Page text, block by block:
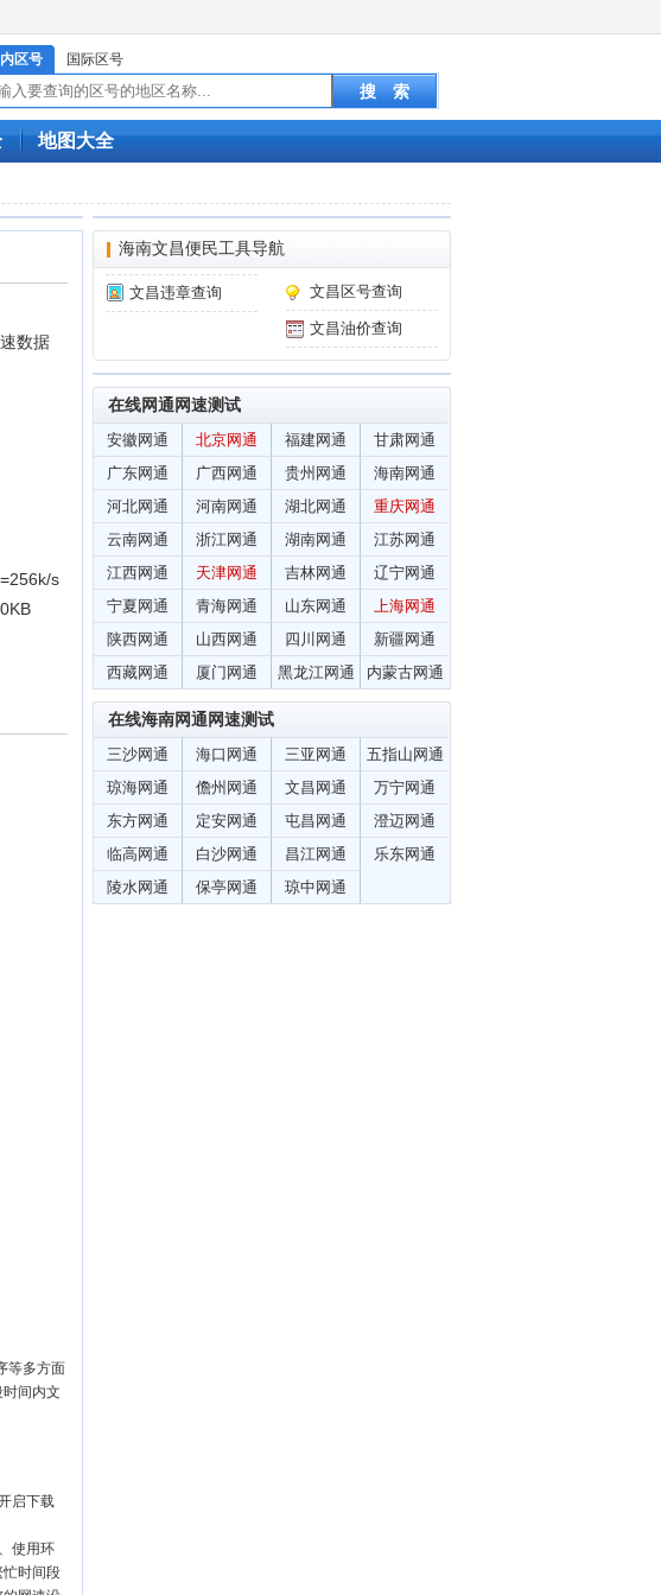
区号 国际区号
地图大全
数据
s
等多方面
间内文
启下载
使用环
忙时间段
海南文昌便民工具导航
文昌区号查询
文昌违章查询
文昌油价查询
在线网通网速测试
安徽网通 北京网通 福建网通
甘肃网通
广东网通
广西网通 贵州网通
海南网通
河北网通
河南网通 湖北网通
重庆网通
云南网通
浙江网通 湖南网通
江苏网通
江西网通
天津网通 吉林网通
辽宁网通
宁夏网通
青海网通 山东网通
上海网通
陕西网通
山西网通 四川网通
新疆网通
西藏网通
厦门网通 黑龙江网通 内蒙古网通
在线海南网通网速测试
三沙网通 海口网通 三亚网通
五指山网通
琼海网通
儋州网通 文昌网通
万宁网通
东方网通
定安网通 屯昌网通
澄迈网通
临高网通
白沙网通 昌江网通
乐东网通
陵水网通
保亭网通 琼中网通